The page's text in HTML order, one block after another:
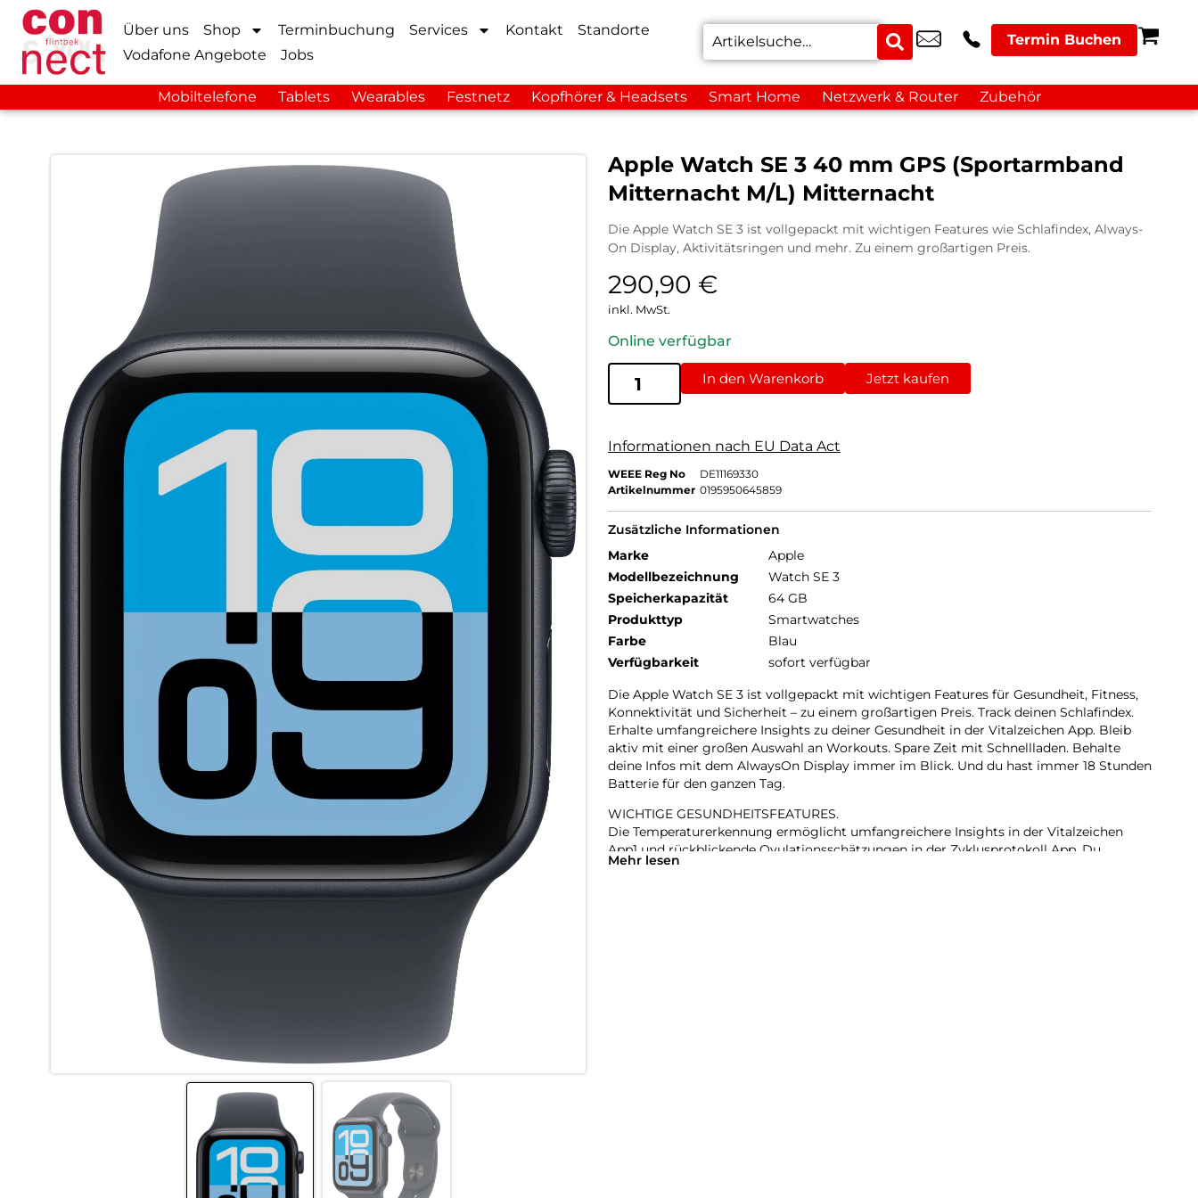
Über uns Shop Terminbuchung Services Kontakt
Standorte
Vodafone Angebote
Jobs
Termin Buchen
Mobiltelefone Tablets Wearables Festnetz Kopfhörer & Headsets Smart Home Netzwerk & Router Zubehör
Apple Watch SE 3 40 mm GPS (Sportarmband
Mitternacht M/L) Mitternacht
Die Apple Watch SE 3 ist vollgepackt mit wichtigen Features wie Schlafindex, Always-
On Display, Aktivitätsringen und mehr. Zu einem großartigen Preis.
290,90 €
inkl. MwSt.
Online verfügbar
In den Warenkorb Jetzt kaufen
Informationen nach EU Data Act
WEEE Reg No
DE11169330
Artikelnummer 0195950645859
Zusätzliche Informationen
Marke
Apple
Modellbezeichnung
Watch SE 3
Speicherkapazität
64 GB
Produkttyp
Smartwatches
Farbe
Blau
Verfügbarkeit
sofort verfügbar
Die Apple Watch SE 3 ist vollgepackt mit wichtigen Features für Gesundheit, Fitness,
Konnektivität und Sicherheit – zu einem großartigen Preis. Track deinen Schlafindex.
Erhalte umfangreichere Insights zu deiner Gesundheit in der Vitalzeichen App. Bleib
aktiv mit einer großen Auswahl an Workouts. Spare Zeit mit Schnellladen. Behalte
deine Infos mit dem AlwaysOn Display immer im Blick. Und du hast immer 18 Stunden
Batterie für den ganzen Tag.
WICHTIGE GESUNDHEITSFEATURES.
Die Temperaturerkennung ermöglicht umfangreichere Insights in der Vitalzeichen
App1 und rückblickende Ovulationsschätzungen in der Zyklusprotokoll App. Du
bekommst einen täglichen Schlafindex, Mitteilungen bei Schlafapnoe und kannst dich
Mehr lesen